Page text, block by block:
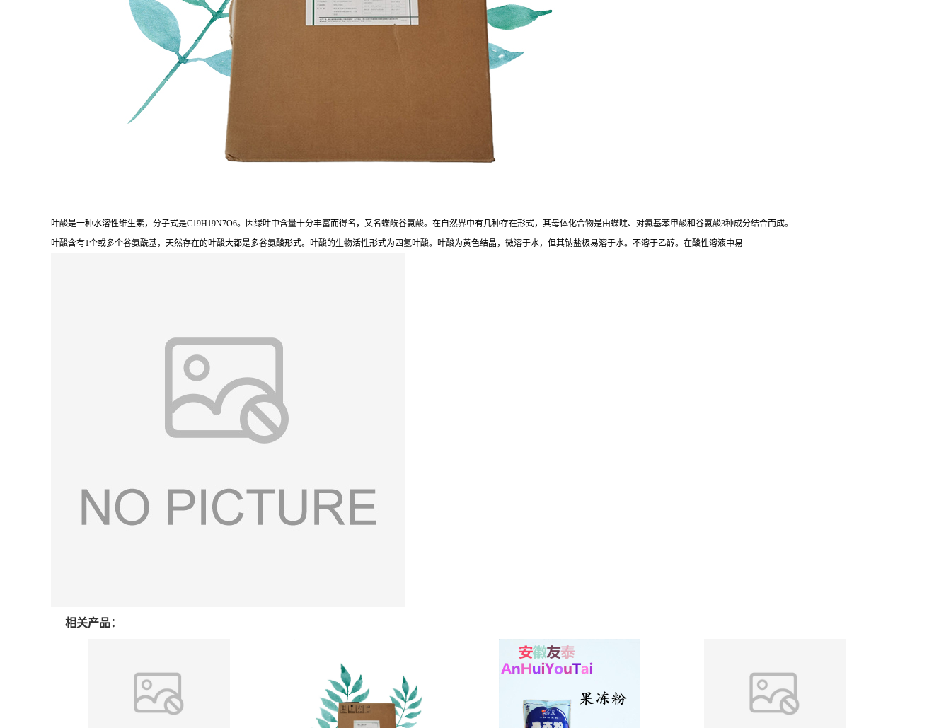
叶酸是一种水溶性维生素，分子式是C19H19N7O6。因绿叶中含量十分丰富而得名，又名蝶酰谷氨酸。在自然界中有几种存在形式，其母体化合物是由蝶啶、对氨基苯甲酸和谷氨酸3种成分结合而成。
叶酸含有1个或多个谷氨酰基，天然存在的叶酸大都是多谷氨酸形式。叶酸的生物活性形式为四氢叶酸。叶酸为黄色结晶，微溶于水，但其钠盐极易溶于水。不溶于乙醇。在酸性溶液中易
相关产品：